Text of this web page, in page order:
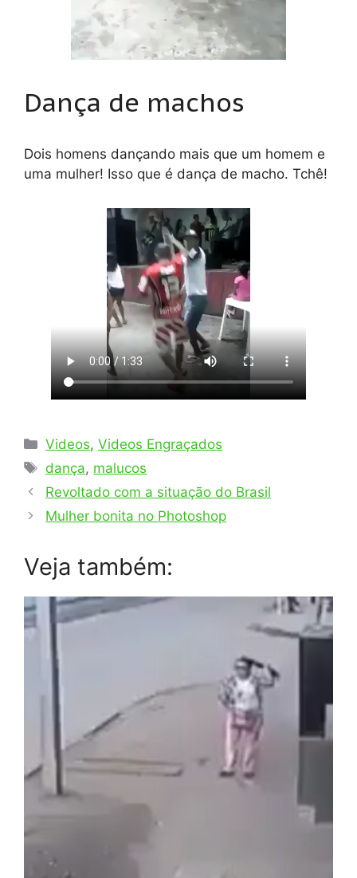
Dança de machos
Dois homens dançando mais que um homem e
uma mulher! Isso que é dança de macho. Tchê!
Categorias
Videos,Videos Engraçados
Tags
dança, malucos
Revoltado com a situação do Brasil
Mulher bonita no Photoshop
Veja também: